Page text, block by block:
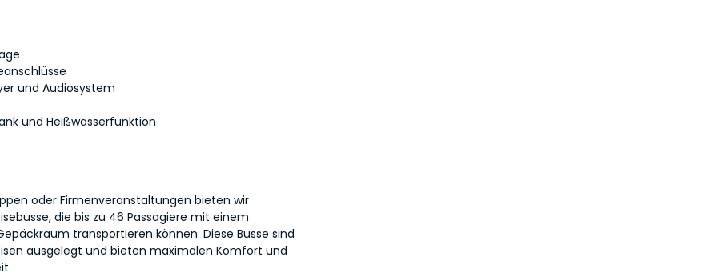
und Audiosystem
und Heißwasserfunktion
oder Firmenveranstaltungen bieten wir
die bis zu 46 Passagiere mit einem
transportieren können. Diese Busse sind
ausgelegt und bieten maximalen Komfort und